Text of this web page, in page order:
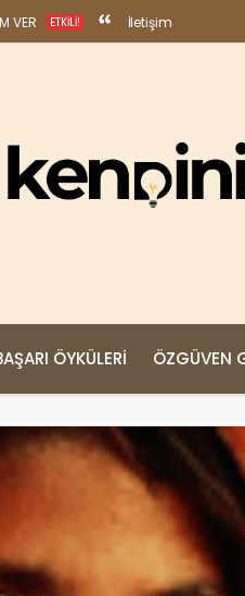
VER ETKILI! İletişim
ÖYKÜLERI ÖZGÜVEN